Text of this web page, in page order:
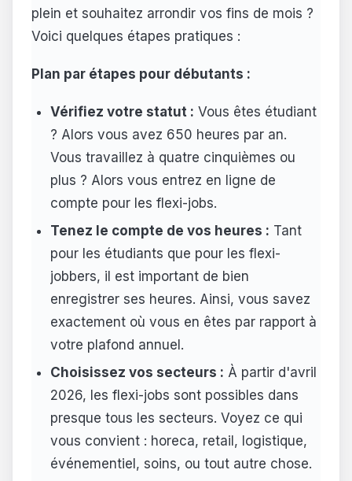
plein et souhaitez arrondir vos fins de mois ?
Voici quelques étapes pratiques :
Plan par étapes pour débutants :
Vérifiez votre statut : Vous êtes étudiant
? Alors vous avez 650 heures par an.
Vous travaillez à quatre cinquièmes ou
plus ? Alors vous entrez en ligne de
compte pour les flexi-jobs.
Tenez le compte de vos heures : Tant
pour les étudiants que pour les flexi-
jobbers, il est important de bien
enregistrer ses heures. Ainsi, vous savez
exactement où vous en êtes par rapport à
votre plafond annuel.
Choisissez vos secteurs : À partir d'avril
2026, les flexi-jobs sont possibles dans
presque tous les secteurs. Voyez ce qui
vous convient : horeca, retail, logistique,
événementiel, soins, ou tout autre chose.